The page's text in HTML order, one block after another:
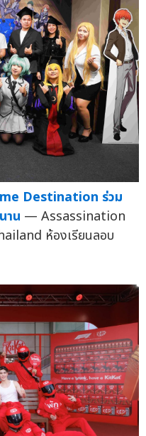
Destination ร่วม
าน — Assassination
ห้องเรียนลอบ